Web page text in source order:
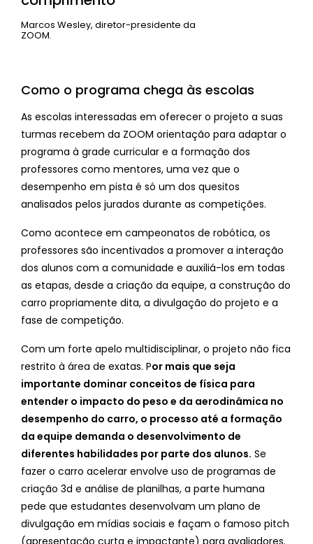
Marcos Wesley, diretor-presidente da
ZOOM.
Como o programa chega às escolas
As escolas interessadas em oferecer o projeto a suas
turmas recebem da ZOOM orientação para adaptar o
programa à grade curricular e a formação dos
professores como mentores, uma vez que o
desempenho em pista é só um dos quesitos
analisados pelos jurados durante as competições.
Como acontece em campeonatos de robótica, os
professores são incentivados a promover a interação
dos alunos com a comunidade e auxiliá-los em todas
as etapas, desde a criação da equipe, a construção do
carro propriamente dita, a divulgação do projeto e a
fase de competição.
Com um forte apelo multidisciplinar, o projeto não fica
restrito à área de exatas. Por mais que seja
importante dominar conceitos de física para
entender o impacto do peso e da aerodinâmica no
desempenho do carro, o processo até a formação
da equipe demanda o desenvolvimento de
diferentes habilidades por parte dos alunos. Se
fazer o carro acelerar envolve uso de programas de
criação 3d e análise de planilhas, a parte humana
pede que estudantes desenvolvam um plano de
divulgação em mídias sociais e façam o famoso pitch